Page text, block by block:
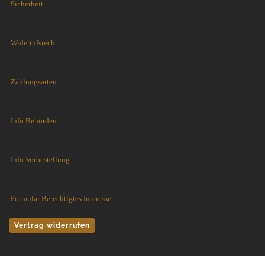
Sicherheit
Widerrufsrecht
Zahlungsarten
Info Behörden
Info Vorbestellung
Formular Berechtigtes Interesse
Vertrag widerrufen